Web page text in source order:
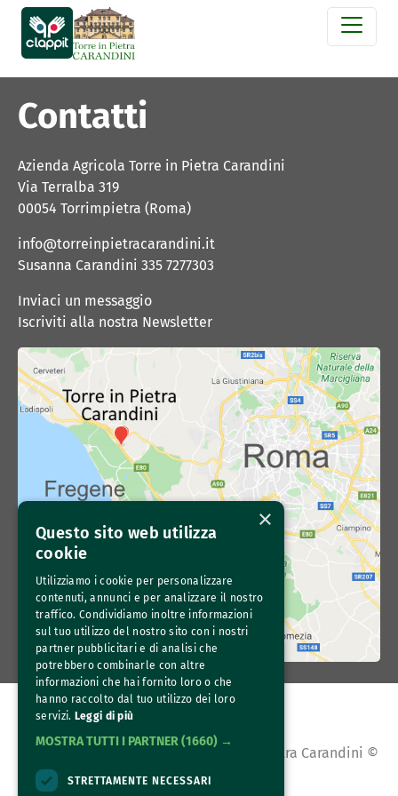
Contatti
Azienda Agricola Torre in Pietra Carandini
Via Terralba 319
00054 Torrimpietra (Roma)
info@torreinpietracarandini.it
Susanna Carandini 335 7277303
Inviaci un messaggio
Iscriviti alla nostra Newsletter
All content copyright Az. Agr. Torre in Pietra Carandini ©
2026
×
Questo sito web utilizza
cookie
Utilizziamo i cookie per personalizzare
contenuti, annunci e per analizzare il nostro
traffico. Condividiamo inoltre informazioni
sul tuo utilizzo del nostro sito con i nostri
partner pubblicitari e di analisi che
potrebbero combinarle con altre
informazioni che hai fornito loro o che
hanno raccolto dal tuo utilizzo dei loro
servizi. Leggi di più
MOSTRA TUTTI I PARTNER(1660) →
STRETTAMENTE NECESSARI